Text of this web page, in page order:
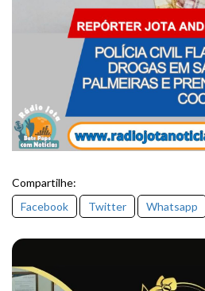
Compartilhe:
Facebook
Twitter Whatsapp